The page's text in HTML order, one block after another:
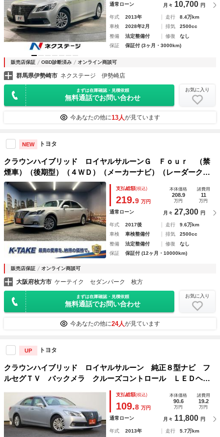
通常ローン 月々 10,700 円
年式 2013年 走行
8.4万km
車検
2028年2月 排気
2500cc
整備
法定整備付 修復
なし
保証
保証付 (3ヶ月・3000km)
販売店保証 OBD診断済み オンライン商談可
群馬県伊勢崎市 ネクステージ 伊勢崎店
まずは在庫確認・見積依頼
無料通話でお問い合わせ
お気に入り
今あなたの他に13人が見ています
NEW トヨタ
クラウンハイブリッド ロイヤルサルーンＧ Ｆｏｕｒ （禁
煙車）（後期型）（４ＷＤ）（メーカーナビ）（レーダークル
ーズコントロール）（パワーシート）（シートメモリ）（シー
トヒーター）（リアコンソール）（リアサンシェード）（純正
１６インチＡＷ）
支払総額(税込)
219.9 万円
本体価格
208.9
万円
諸費用
11
万円
通常ローン 月々 27,300 円
年式 2017後 走行
9.6万km
車検
車検整備付 排気
2500cc
整備
法定整備付 修復
なし
保証
保証付 (12ヶ月・10000km)
販売店保証 オンライン商談可
大阪府枚方市 ケーテイク セダンパーク 枚方
まずは在庫確認・見積依頼
無料通話でお問い合わせ
お気に入り
今あなたの他に24人が見ています
UP トヨタ
クラウンハイブリッド ロイヤルサルーン 純正８型ナビ フ
ルセグＴＶ バックメラ クルーズコントロール ＬＥＤヘッ
ドライト ＥＴＣ パワーシート 電動格納式ミラー オート
マチックハイビーム キーレスエントリー
支払総額(税込)
109.8 万円
本体価格
90.6
万円
諸費用
19.2
万円
通常ローン 月々 11,800 円
年式 2013年 走行
5.7万km